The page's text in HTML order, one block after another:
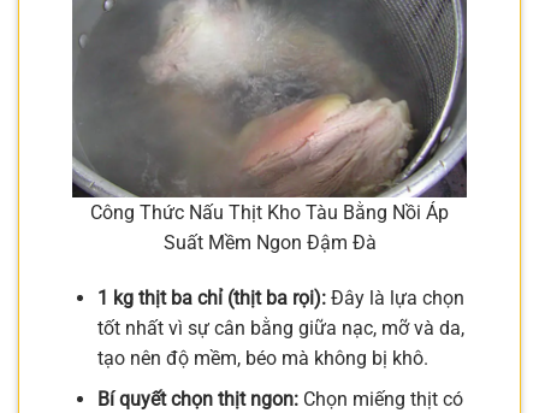
Công Thức Nấu Thịt Kho Tàu Bằng Nồi Áp
Suất Mềm Ngon Đậm Đà
1 kg thịt ba chỉ (thịt ba rọi):Đây là lựa chọn
tốt nhất vì sự cân bằng giữa nạc, mỡ và da,
tạo nên độ mềm, béo mà không bị khô.
Bí quyết chọn thịt ngon:Chọn miếng thịt có